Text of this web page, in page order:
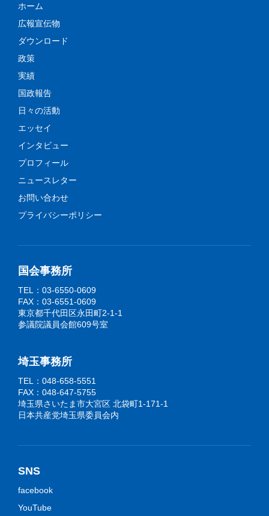
ホーム
広報宣伝物
ダウンロード
政策
実績
国政報告
日々の活動
エッセイ
インタビュー
プロフィール
ニュースレター
お問い合わせ
プライバシーポリシー
国会事務所
TEL：03-6550-0609
FAX：03-6551-0609
東京都千代田区永田町2-1-1
参議院議員会館609号室
埼玉事務所
TEL：048-658-5551
FAX：048-647-5755
埼玉県さいたま市大宮区 北袋町1-171-1
日本共産党埼玉県委員会内
SNS
facebook
YouTube